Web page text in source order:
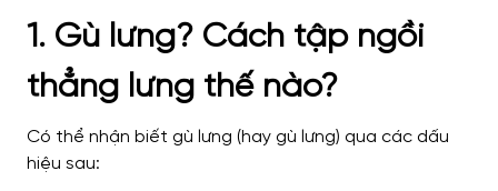
1. Gù lưng? Cách tập ngồi
thẳng lưng thế nào?
Có thể nhận biết gù lưng (hay gù lưng) qua các dấu
hiệu sau: